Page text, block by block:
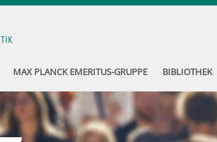
MAX PLANCK EMERITUS-GRUPPE BIBLIOTHEK